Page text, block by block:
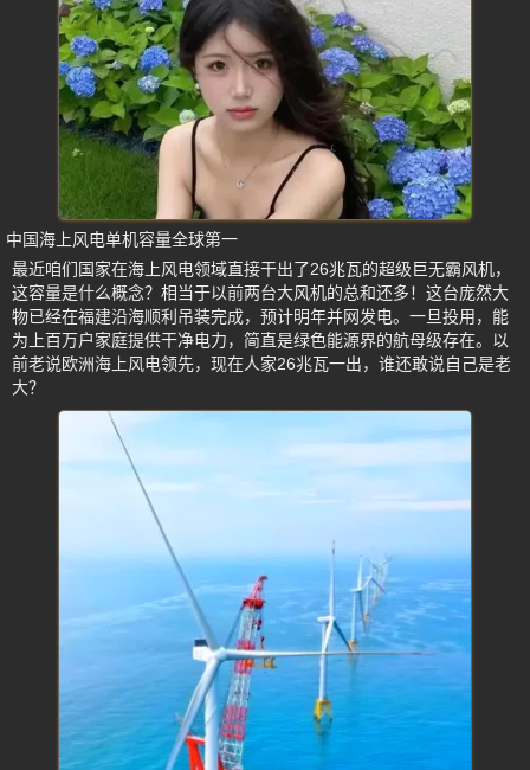
中国海上风电单机容量全球第一
最近咱们国家在海上风电领域直接干出了26兆瓦的超级巨无霸风机，
这容量是什么概念？相当于以前两台大风机的总和还多！这台庞然大
物已经在福建沿海顺利吊装完成，预计明年并网发电。一旦投用，能
为上百万户家庭提供干净电力，简直是绿色能源界的航母级存在。以
前老说欧洲海上风电领先，现在人家26兆瓦一出，谁还敢说自己是老
大？